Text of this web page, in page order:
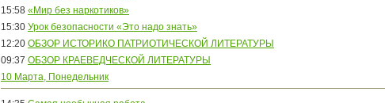
15:58 «Мир без наркотиков»
15:30 Урок безопасности «Это надо знать»
12:20 ОБЗОР ИСТОРИКО ПАТРИОТИЧЕСКОЙ ЛИТЕРАТУРЫ
09:37 ОБЗОР КРАЕВЕДЧЕСКОЙ ЛИТЕРАТУРЫ
10 Марта, Понедельник